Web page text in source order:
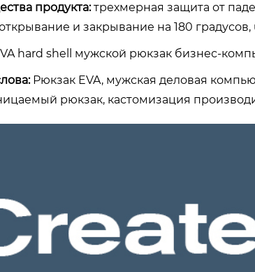
продукта:трехмерная защита от
и закрывание на 180
hard shell мужской рюкзак бизнес-
Рюкзак EVA, мужская деловая
рюкзак, кастомизация